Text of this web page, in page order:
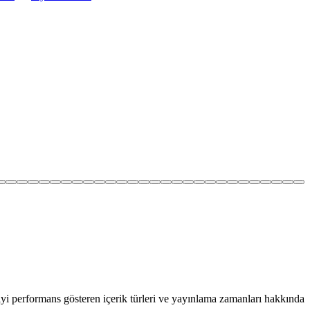
gösteren içerik türleri ve yayınlama zamanları hakkında